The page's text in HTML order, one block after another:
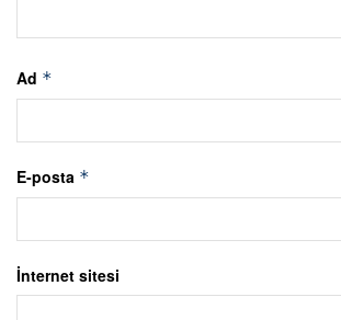
Ad *
E-posta *
İnternet sitesi